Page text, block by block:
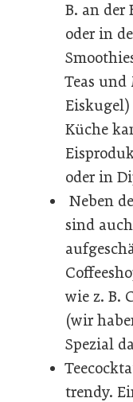
B. an der
oder in
Teas
Küche
oder in
Neben
sind
wie z. B.
(wir
Spezial
trendy.